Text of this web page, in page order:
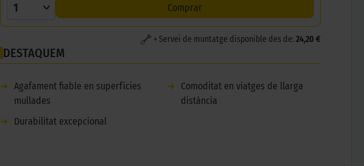
1 Comprar
+ Servei de muntatge disponible des de: 24,20 €
DESTAQUEM
➜ Agafament fiable en superfícies
mullades
➜
Comoditat en viatges de llarga
distància
➜
Durabilitat excepcional